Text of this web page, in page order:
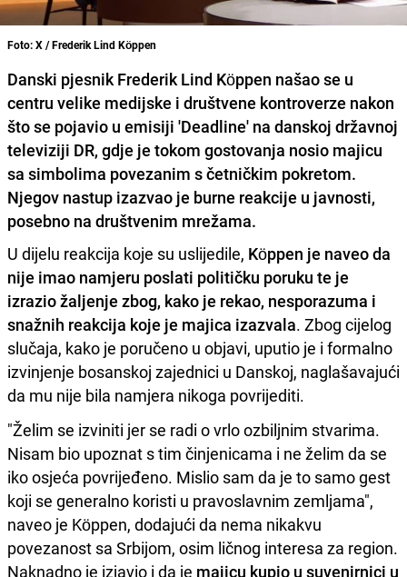
Foto: X / Frederik Lind Köppen
Danski pjesnik Frederik Lind Köppen našao se u
centru velike medijske i društvene kontroverze nakon
što se pojavio u emisiji 'Deadline' na danskoj državnoj
televiziji DR, gdje je tokom gostovanja nosio majicu
sa simbolima povezanim s četničkim pokretom.
Njegov nastup izazvao je burne reakcije u javnosti,
posebno na društvenim mrežama.
U dijelu reakcija koje su uslijedile, Köppen je naveo da
nije imao namjeru poslati političku poruku te je
izrazio žaljenje zbog, kako je rekao, nesporazuma i
snažnih reakcija koje je majica izazvala. Zbog cijelog
slučaja, kako je poručeno u objavi, uputio je i formalno
izvinjenje bosanskoj zajednici u Danskoj, naglašavajući
da mu nije bila namjera nikoga povrijediti.
"Želim se izviniti jer se radi o vrlo ozbiljnim stvarima.
Nisam bio upoznat s tim činjenicama i ne želim da se
iko osjeća povrijeđeno. Mislio sam da je to samo gest
koji se generalno koristi u pravoslavnim zemljama",
naveo je Köppen, dodajući da nema nikakvu
povezanost sa Srbijom, osim ličnog interesa za region.
Naknadno je izjavio i da je majicu kupio u suvenirnici u